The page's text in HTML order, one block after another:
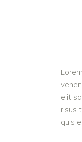
elit
risus
quis